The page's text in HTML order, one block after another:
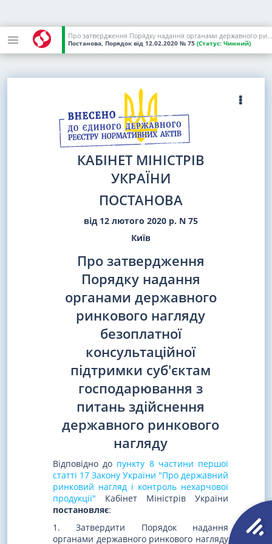
Про затвердження Порядку надання органами державного ринкового нагляду безоплатної консультаційної підтримки суб'єктам господарювання з питань здійснення державного ринкового нагляду
Постанова, Порядок від 12.02.2020 № 75 (Статус: Чинний)
КАБІНЕТ МІНІСТРІВ
УКРАЇНИ
ПОСТАНОВА
від 12 лютого 2020 р. N 75
Київ
Про затвердження
Порядку надання
органами державного
ринкового нагляду
безоплатної
консультаційної
підтримки суб'єктам
господарювання з
питань здійснення
державного ринкового
нагляду
Відповідно до пункту 8 частини першої
статті 17 Закону України "Про державний
ринковий нагляд і контроль нехарчової
продукції" Кабінет Міністрів України
постановляє:
1. Затвердити Порядок надання
органами державного ринкового нагляду